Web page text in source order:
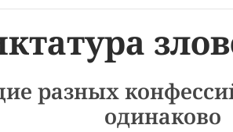
разных
одинаково